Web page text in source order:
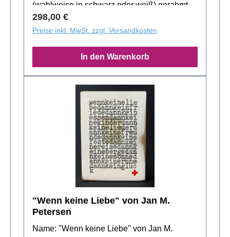
(wahlweise in schwarz oder weiß) gerahmt.
Auflage: 499 Exemplare Handsigniert!
Regulärer Preis:
298,00 €
Preise inkl. MwSt. zzgl. Versandkosten
In den Warenkorb
"Wenn keine Liebe" von Jan M.
Petersen
Name: "Wenn keine Liebe" von Jan M.